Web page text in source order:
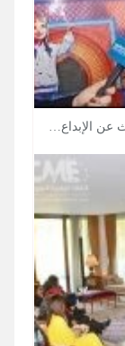
عن الإبداع…